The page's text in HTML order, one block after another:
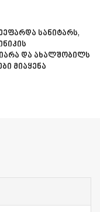
სანიტარს,
და ახალშობილს
მიაყენა